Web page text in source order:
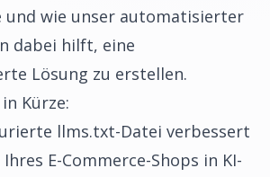
und wie unser automatisierter
dabei hilft, eine
Lösung zu erstellen.
Kürze:
llms.txt-Datei verbessert
E-Commerce-Shops in KI-